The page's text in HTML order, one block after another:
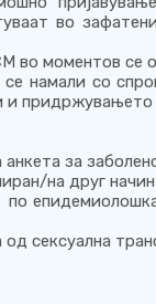
во
во моментов се
намали со
придржувањето
за
на друг
по
сексуална